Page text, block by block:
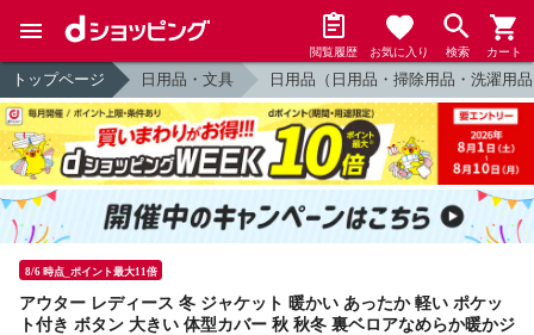
閲覧履歴 お気に入り 検索 カート
トップページ 日用品・文具 日用品（日用品・掃除用品・洗濯用
8/6 時点_ポイント最大11倍
アウター レディース 冬 ジャケット 暖かい あったか 軽い ポケッ
ト付き ボタン 大きい 体型カバー 秋 秋冬 裏ベロアなめらか暖かジ